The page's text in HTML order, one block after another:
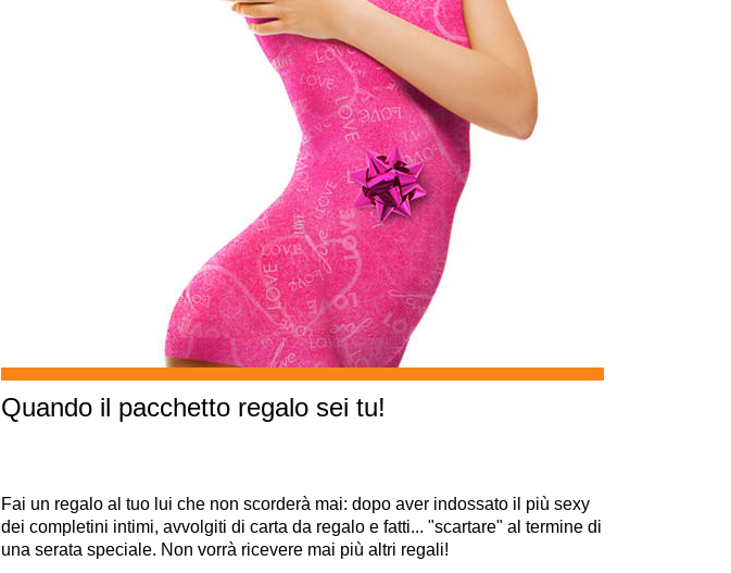
Quando il pacchetto regalo sei tu!
Fai un regalo al tuo lui che non scorderà mai: dopo aver indossato il più sexy
dei completini intimi, avvolgiti di carta da regalo e fatti... "scartare" al termine di
una serata speciale. Non vorrà ricevere mai più altri regali!